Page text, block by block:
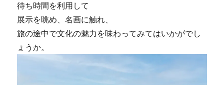
待ち時間を利用して
展示を眺め、名画に触れ、
旅の途中で文化の魅力を味わってみてはいかがでし
ょうか。